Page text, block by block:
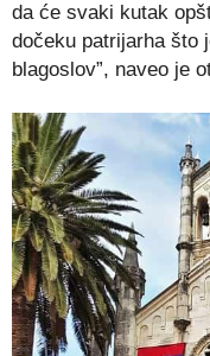
da će svaki kutak
dočeku patrijarha što
blagoslov”, naveo je